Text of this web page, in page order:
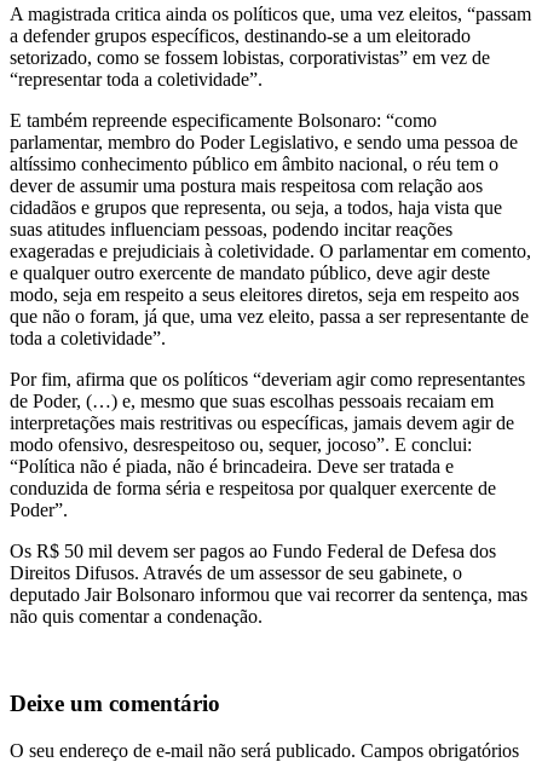
A magistrada critica ainda os políticos que, uma vez eleitos, “passam
a defender grupos específicos, destinando-se a um eleitorado
setorizado, como se fossem lobistas, corporativistas” em vez de
“representar toda a coletividade”.
E também repreende especificamente Bolsonaro: “como
parlamentar, membro do Poder Legislativo, e sendo uma pessoa de
altíssimo conhecimento público em âmbito nacional, o réu tem o
dever de assumir uma postura mais respeitosa com relação aos
cidadãos e grupos que representa, ou seja, a todos, haja vista que
suas atitudes influenciam pessoas, podendo incitar reações
exageradas e prejudiciais à coletividade. O parlamentar em comento,
e qualquer outro exercente de mandato público, deve agir deste
modo, seja em respeito a seus eleitores diretos, seja em respeito aos
que não o foram, já que, uma vez eleito, passa a ser representante de
toda a coletividade”.
Por fim, afirma que os políticos “deveriam agir como representantes
de Poder, (…) e, mesmo que suas escolhas pessoais recaiam em
interpretações mais restritivas ou específicas, jamais devem agir de
modo ofensivo, desrespeitoso ou, sequer, jocoso”. E conclui:
“Política não é piada, não é brincadeira. Deve ser tratada e
conduzida de forma séria e respeitosa por qualquer exercente de
Poder”.
Os R$ 50 mil devem ser pagos ao Fundo Federal de Defesa dos
Direitos Difusos. Através de um assessor de seu gabinete, o
deputado Jair Bolsonaro informou que vai recorrer da sentença, mas
não quis comentar a condenação.
Deixe um comentário
O seu endereço de e-mail não será publicado. Campos obrigatórios